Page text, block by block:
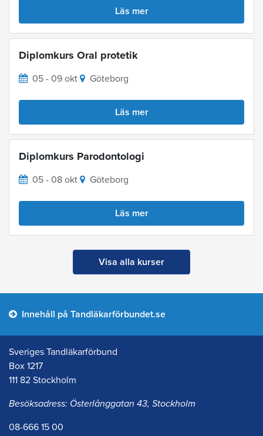
Läs mer
Diplomkurs Oral protetik
05 - 09 okt Göteborg
Läs mer
Diplomkurs Parodontologi
05 - 08 okt Göteborg
Läs mer
Visa alla kurser
Innehåll på Tandläkarförbundet.se
Sveriges Tandläkarförbund
Box 1217
111 82 Stockholm
Besöksadress: Österlånggatan 43, Stockholm
08-666 15 00